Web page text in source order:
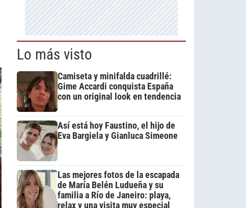
Lo más visto
Camiseta y minifalda cuadrillé:
Gime Accardi conquista España
con un original look en tendencia
Así está hoy Faustino, el hijo de
Eva Bargiela y Gianluca Simeone
Las mejores fotos de la escapada
de María Belén Ludueña y su
familia a Río de Janeiro: playa,
relax y una visita muy especial